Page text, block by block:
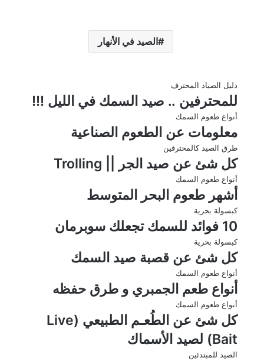
الصيد في الأنهار
دليل الصياد المحترف
للمحترفين .. صيد السمك في الليل !!!
أنواع طعوم السمك
معلومات عن الطعوم الصناعية
طرق الصيد كالمحترفين
كل شئ عن صيد الجر || Trolling
أنواع طعوم السمك
أشهر طعوم البحر المتوسط
كبسولة بحرية
10 فوائد للسمك تجعلك سوبرمان
كبسولة بحرية
كل شئ عن قصبة صيد السمك
أنواع طعوم السمك
أنواع طعم الجمبري و طرق حفظه
أنواع طعوم السمك
كل شئ عن الطُعـم الطبيعي (Live
Bait) لصيد الأسماك
الصيد للمبتدئين